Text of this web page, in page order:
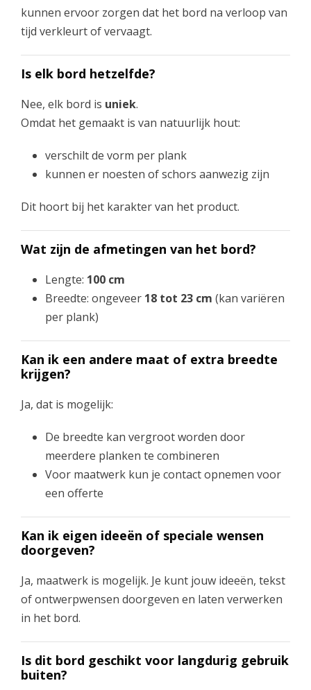
kunnen ervoor zorgen dat het bord na verloop van
tijd verkleurt of vervaagt.
Is elk bord hetzelfde?
Nee, elk bord is uniek.
Omdat het gemaakt is van natuurlijk hout:
verschilt de vorm per plank
kunnen er noesten of schors aanwezig zijn
Dit hoort bij het karakter van het product.
Wat zijn de afmetingen van het bord?
Lengte: 100 cm
Breedte: ongeveer 18 tot 23 cm (kan variëren
per plank)
Kan ik een andere maat of extra breedte
krijgen?
Ja, dat is mogelijk:
De breedte kan vergroot worden door
meerdere planken te combineren
Voor maatwerk kun je contact opnemen voor
een offerte
Kan ik eigen ideeën of speciale wensen
doorgeven?
Ja, maatwerk is mogelijk. Je kunt jouw ideeën, tekst
of ontwerpwensen doorgeven en laten verwerken
in het bord.
Is dit bord geschikt voor langdurig gebruik
buiten?